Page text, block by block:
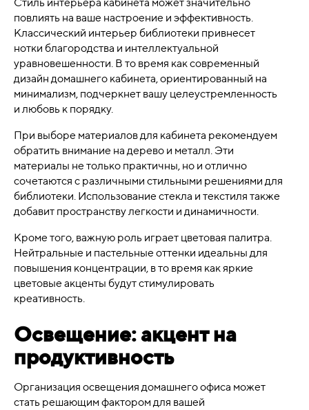
повлиять на ваше настроение и эффективность.
Классический интерьер библиотеки привнесет
нотки благородства и интеллектуальной
уравновешенности. В то время как современный
дизайн домашнего кабинета, ориентированный на
минимализм, подчеркнет вашу целеустремленность
и любовь к порядку.
При выборе материалов для кабинета рекомендуем
обратить внимание на дерево и металл. Эти
материалы не только практичны, но и отлично
сочетаются с различными стильными решениями для
библиотеки. Использование стекла и текстиля также
добавит пространству легкости и динамичности.
Кроме того, важную роль играет цветовая палитра.
Нейтральные и пастельные оттенки идеальны для
повышения концентрации, в то время как яркие
цветовые акценты будут стимулировать
креативность.
Освещение: акцент на
продуктивность
Организация освещения домашнего офиса может
стать решающим фактором для вашей